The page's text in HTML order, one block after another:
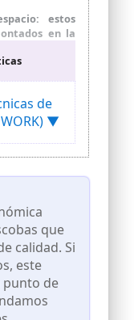
estos
en la
sus
nuestros
para
de acero
a prueba de
a
nuestro
y escoba
en forma
ajustar
de
mango y
ayuda a
de
▼
que
calidad. Si
este
punto de